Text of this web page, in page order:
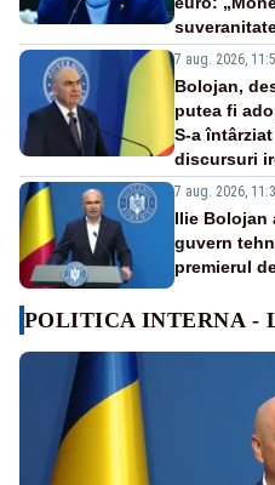
7 aug. 2026,
Bolojan,
putea fi
S-a
discursuri
7 aug. 2026,
Ilie Bolojan
guvern
premierul
POLITICA INTERNA -